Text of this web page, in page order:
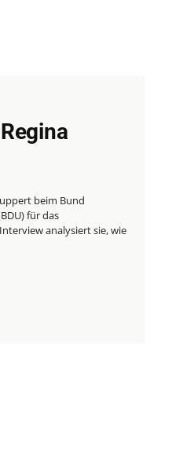
beim Bund
für das
analysiert sie, wie